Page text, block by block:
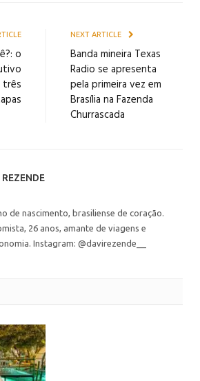
o
três
NEXT ARTICLE
Banda mineira Texas
Radio se apresenta
pela primeira vez em
Brasília na Fazenda
Churrascada
de nascimento, brasiliense de coração.
26 anos, amante de viagens e
Instagram: @davirezende__